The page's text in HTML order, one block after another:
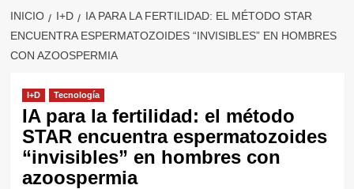
INICIO I+D
IA PARA LA FERTILIDAD: EL MÉTODO STAR
ENCUENTRA ESPERMATOZOIDES “INVISIBLES” EN HOMBRES
CON AZOOSPERMIA
I+D Tecnología
IA para la fertilidad: el método
STAR encuentra espermatozoides
“invisibles” en hombres con
azoospermia